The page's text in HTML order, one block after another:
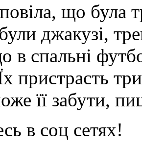
що була
джакузі,
в спальні
пристрасть
її забути,
в соц сетях!